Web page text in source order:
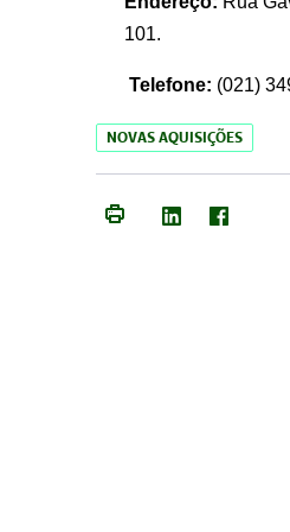
101.
Telefone: (021)
NOVAS AQUISIÇÕES